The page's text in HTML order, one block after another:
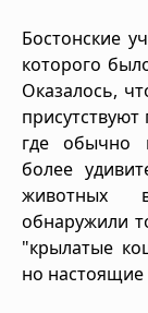
Бостонские
которого
Оказалось,
где обычно
более
животных
обнаружили
"крылатые
но настоящие